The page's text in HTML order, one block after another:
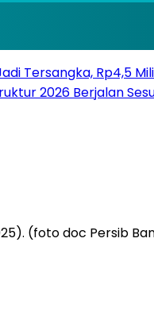
Tersangka, Rp4,5
2026 Berjalan